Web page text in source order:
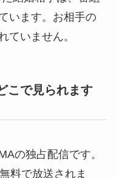
います。お相手の
ていません。
こで見られます
の独占配信です。
料で放送されま